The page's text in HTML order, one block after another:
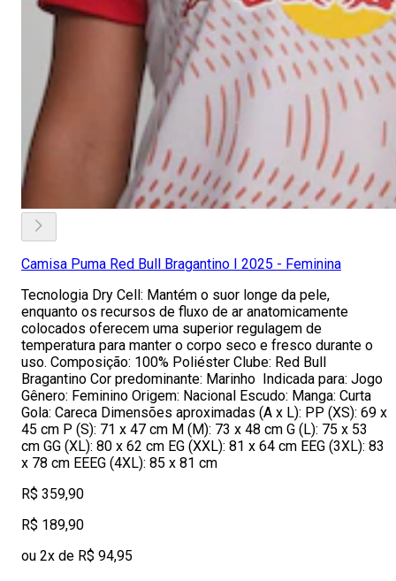
Camisa Puma Red Bull Bragantino I 2025 - Feminina
Tecnologia Dry Cell: Mantém o suor longe da pele,
enquanto os recursos de fluxo de ar anatomicamente
colocados oferecem uma superior regulagem de
temperatura para manter o corpo seco e fresco durante o
uso. Composição: 100% Poliéster Clube: Red Bull
Bragantino Cor predominante: Marinho Indicada para: Jogo
Gênero: Feminino Origem: Nacional Escudo: Manga: Curta
Gola: Careca Dimensões aproximadas (A x L): PP (XS): 69 x
45 cm P (S): 71 x 47 cm M (M): 73 x 48 cm G (L): 75 x 53
cm GG (XL): 80 x 62 cm EG (XXL): 81 x 64 cm EEG (3XL): 83
x 78 cm EEEG (4XL): 85 x 81 cm
R$ 359,90
R$ 189,90
ou 2x de R$ 94,95